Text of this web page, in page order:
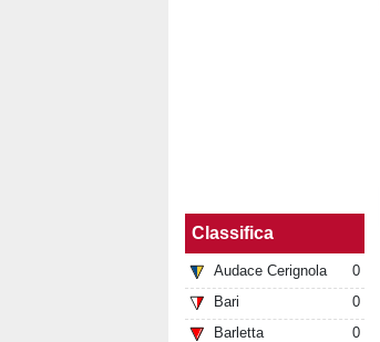
Classifica
Audace Cerignola
0
Bari
0
Barletta
0